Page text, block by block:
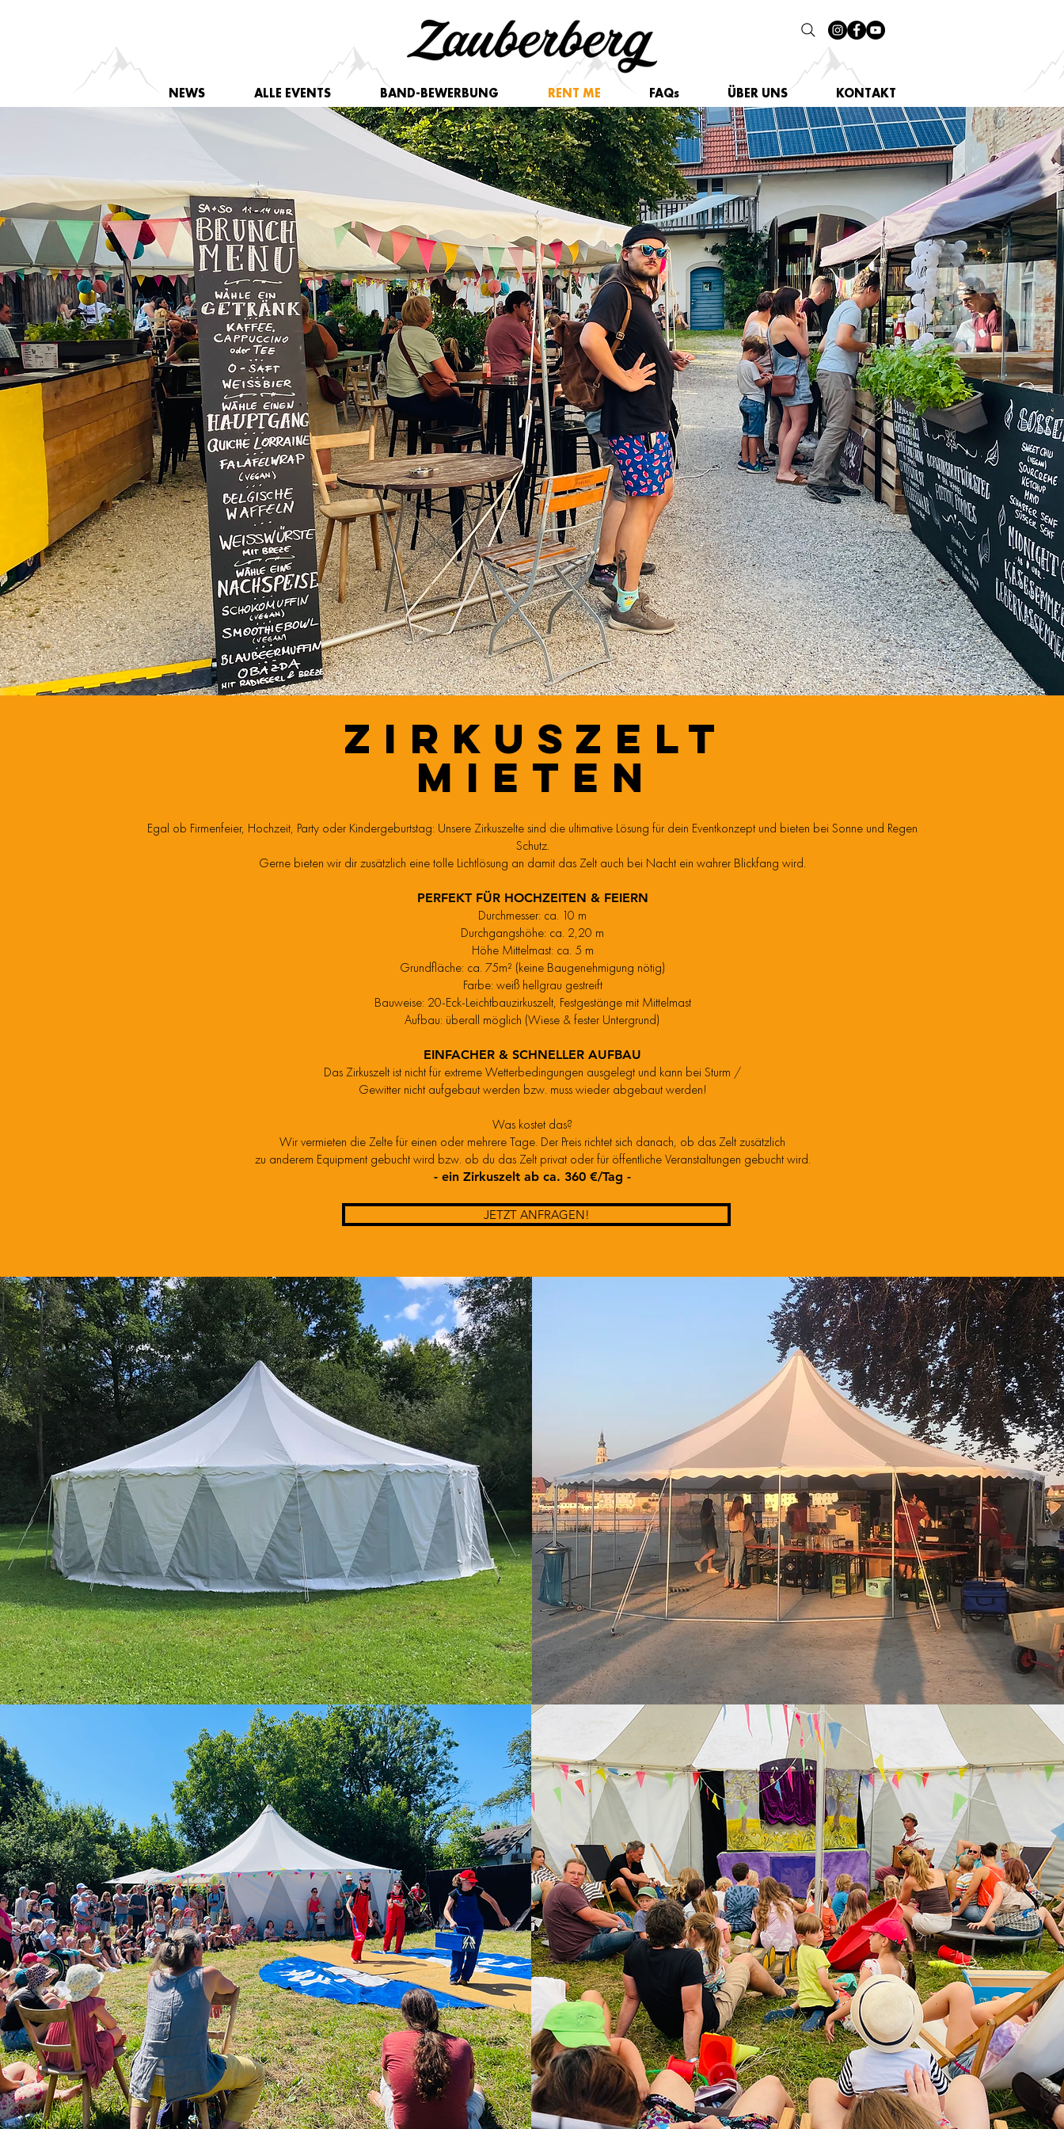
NEWS ALLE EVENTS BAND-BEWERBUNG RENT ME FAQs ÜBER UNS KONTAKT
ZIRKUSZELT
MIETEN
Egal ob Firmenfeier, Hochzeit, Party oder Kindergeburtstag: Unsere Zirkuszelte sind die ultimative Lösung für dein Eventkonzept und bieten bei Sonne und Regen
Schutz.
Gerne bieten wir dir zusätzlich eine tolle Lichtlösung an damit das Zelt auch bei Nacht ein wahrer Blickfang wird.
PERFEKT FÜR HOCHZEITEN & FEIERN
Durchmesser: ca. 10 m
Durchgangshöhe: ca. 2,20 m
Höhe Mittelmast: ca. 5 m
Grundfläche: ca. 75m² (keine Baugenehmigung nötig)
Farbe: weiß hellgrau gestreift
Bauweise: 20-Eck-Leichtbauzirkuszelt, Festgestänge mit Mittelmast
Aufbau: überall möglich (Wiese & fester Untergrund)
EINFACHER & SCHNELLER AUFBAU
Das Zirkuszelt ist nicht für extreme Wetterbedingungen ausgelegt und kann bei Sturm /
Gewitter nicht aufgebaut werden bzw. muss wieder abgebaut werden!
Was kostet das?
Wir vermieten die Zelte für einen oder mehrere Tage. Der Preis richtet sich danach, ob das Zelt zusätzlich
zu anderem Equipment gebucht wird bzw. ob du das Zelt privat oder für öffentliche Veranstaltungen gebucht wird.
- ein Zirkuszelt ab ca. 360 €/Tag -
JETZT ANFRAGEN!